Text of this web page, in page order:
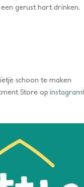
gerust hart drinken.
schoon te maken
Store op instagram!